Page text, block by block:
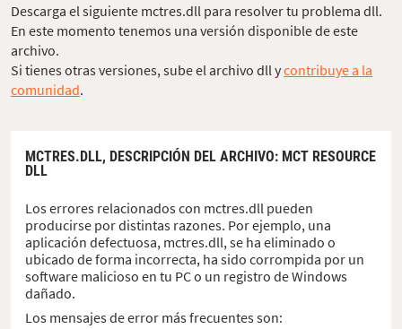
Descarga el siguiente mctres.dll para resolver tu problema dll.
En este momento tenemos una versión disponible de este
archivo.
Si tienes otras versiones, sube el archivo dll ycontribuye a la
comunidad.
MCTRES.DLL, DESCRIPCIÓN DEL ARCHIVO: MCT RESOURCE
DLL
Los errores relacionados con mctres.dll pueden
producirse por distintas razones. Por ejemplo, una
aplicación defectuosa, mctres.dll, se ha eliminado o
ubicado de forma incorrecta, ha sido corrompida por un
software malicioso en tu PC o un registro de Windows
dañado.
Los mensajes de error más frecuentes son: